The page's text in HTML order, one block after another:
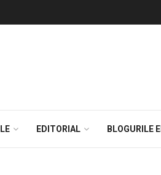
EDITORIAL BLOGURILE